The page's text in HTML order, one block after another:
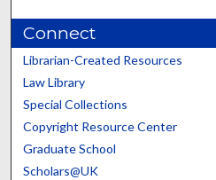
Connect
Librarian-Created Resources
Law Library
Special Collections
Copyright Resource Center
Graduate School
Scholars@UK